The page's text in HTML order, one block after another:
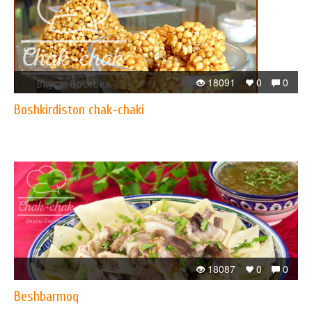
0
0
18091
Boshkirdiston chak-chaki
0
0
18087
Beshbarmoq